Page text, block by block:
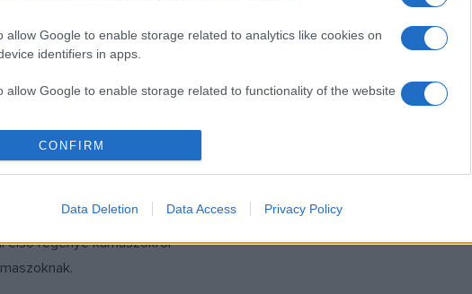
allow Google to enable storage related to analytics like cookies on
identifiers in apps.
allow Google to enable storage related to functionality of the website
allow Google to enable storage related to personalization.
functionality and fraud prevention, and other user protection.
CONFIRM
Data Deletion Data Access Privacy Policy
idősebbek is
címmel jelent meg
első regénye kamaszokról
Kortárs drámák fejlesztése